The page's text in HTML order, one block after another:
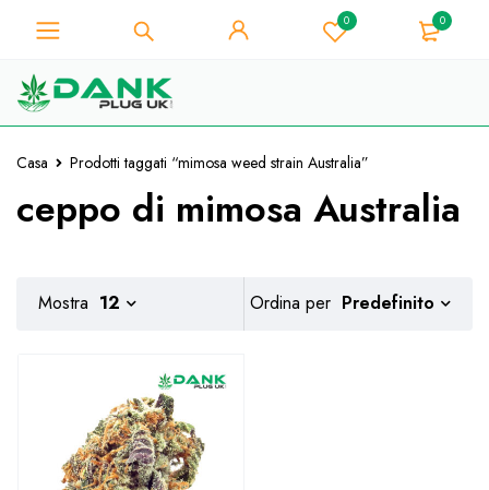
0 0
Casa Prodotti taggati “mimosa weed strain Australia”
ceppo di mimosa Australia
Ordina per Predefinito
Mostra 12
Per gli amanti dell'erba - Ottieni uno
sconto immediato su ogni acquisto di
10% - Codice Coupon "WELCOME10"
Preso!